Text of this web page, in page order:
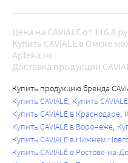
Цена на CAVIALE от 116.8
Купить CAVIALE в Омске
Apteka.ru
Доставка продукции
Купить продукцию бренда
Купить CAVIALE Купить
Купить CAVIALE в Краснодаре
Купить CAVIALE в Воронеже
Купить CAVIALE в Нижнем
Купить CAVIALE в Ростове-на-